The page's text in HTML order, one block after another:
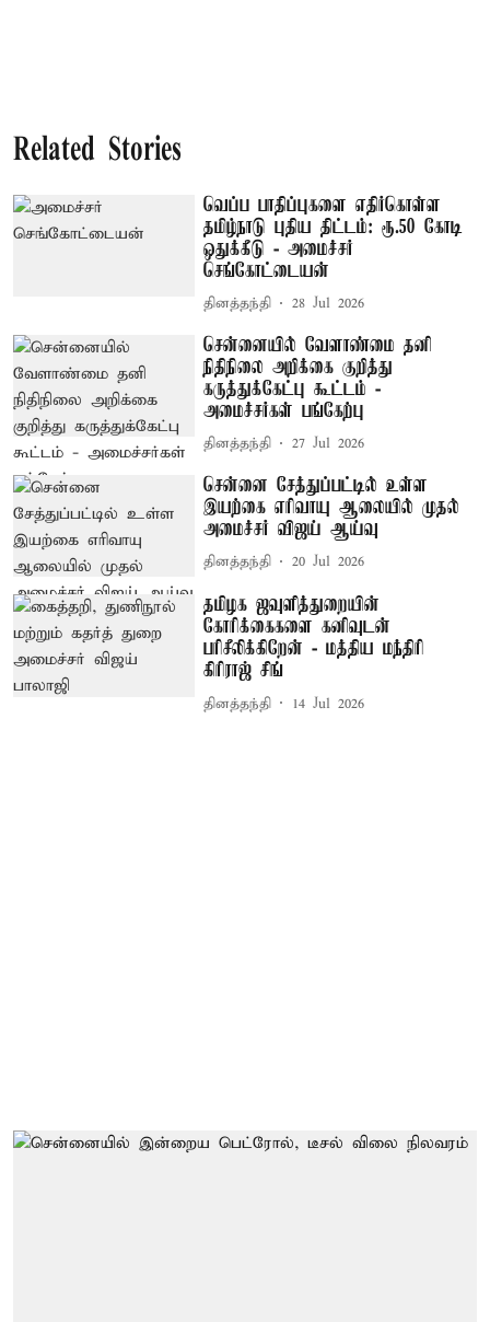
Related Stories
வெப்ப பாதிப்புகளை எதிர்கொள்ள
தமிழ்நாடு புதிய திட்டம்: ரூ.50 கோடி
ஒதுக்கீடு - அமைச்சர்
செங்கோட்டையன்
தினத்தந்தி 28 Jul 2026
சென்னையில் வேளாண்மை தனி
நிதிநிலை அறிக்கை குறித்து
கருத்துக்கேட்பு கூட்டம் -
அமைச்சர்கள் பங்கேற்பு
தினத்தந்தி 27 Jul 2026
சென்னை சேத்துப்பட்டில் உள்ள
இயற்கை எரிவாயு ஆலையில் முதல்
அமைச்சர் விஜய் ஆய்வு
தினத்தந்தி 20 Jul 2026
தமிழக ஜவுளித்துறையின்
கோரிக்கைகளை கனிவுடன்
பரிசீலிக்கிறேன் - மத்திய மந்திரி
கிரிராஜ் சிங்
தினத்தந்தி 14 Jul 2026